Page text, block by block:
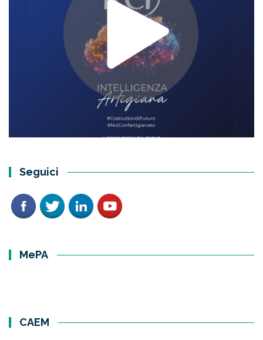
Seguici
MePA
CAEM